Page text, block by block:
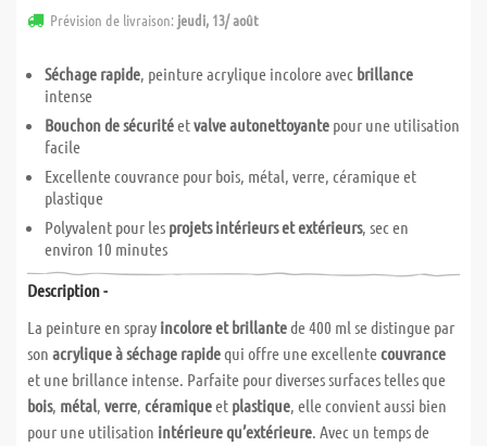
Prévision de livraison: jeudi, 13/ août
Séchage rapide, peinture acrylique incolore avec brillance
intense
Bouchon de sécuritéetvalve autonettoyante pour une utilisation
facile
Excellente couvrance pour bois, métal, verre, céramique et
plastique
Polyvalent pour les projets intérieurs et extérieurs, sec en
environ 10 minutes
Description -
La peinture en spray incolore et brillantede 400 ml se distingue par
son acrylique à séchage rapidequi offre une excellentecouvrance
et une brillance intense. Parfaite pour diverses surfaces telles que
bois, métal, verre, céramiqueet plastique, elle convient aussi bien
pour une utilisation intérieure qu’extérieure. Avec un temps de